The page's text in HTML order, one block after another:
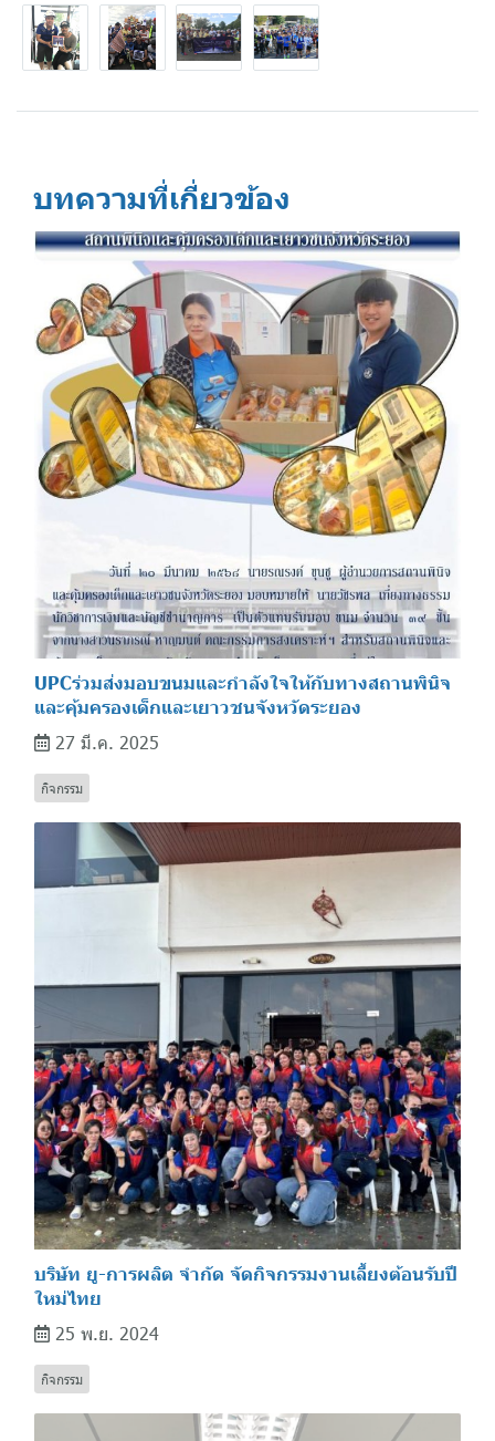
บทความที่เกี่ยวข้อง
UPCร่วมส่งมอบขนมและกำลังใจให้กับทางสถานพินิจ
และคุ้มครองเด็กและเยาวชนจังหวัดระยอง
27 มี.ค. 2025
กิจกรรม
บริษัท ยู-การผลิต จำกัด จัดกิจกรรมงานเลี้ยงต้อนรับปี
ใหม่ไทย
25 พ.ย. 2024
กิจกรรม